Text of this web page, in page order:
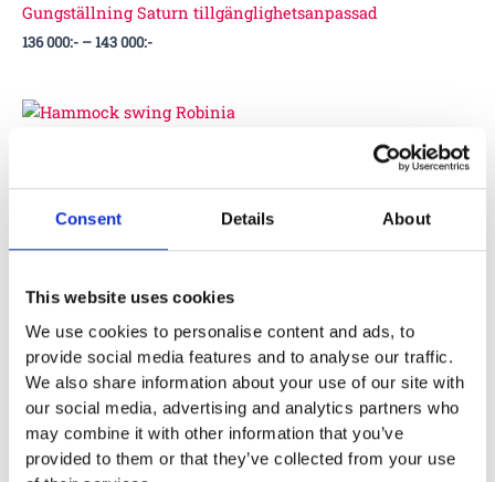
Consent Details About
This website uses cookies
We use cookies to personalise content and ads, to
provide social media features and to analyse our traffic.
We also share information about your use of our site with
our social media, advertising and analytics partners who
may combine it with other information that you’ve
provided to them or that they’ve collected from your use
Gungställning Saturn tillgänglighetsanpassad
136 000:- –143 000:-
53 000 :-
Inclusive seesaw LIBELO